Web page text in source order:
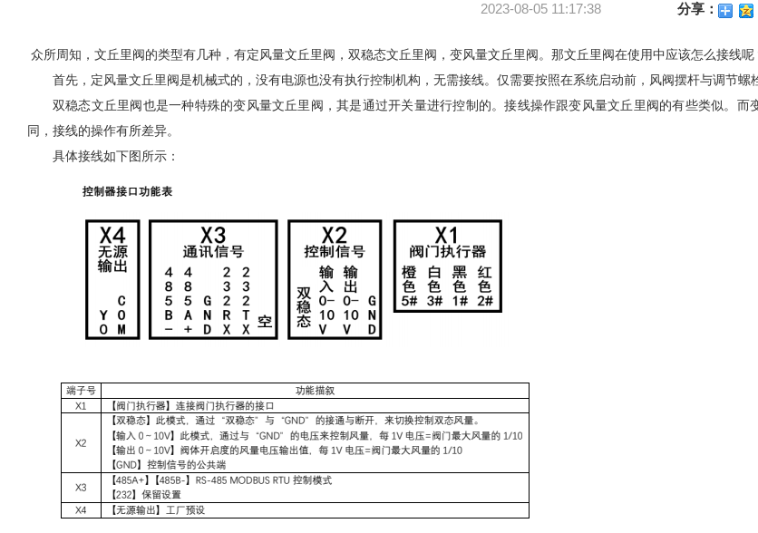
2023-08-05 11:17:38 分享：
众所周知，文丘里阀的类型有几种，有定风量文丘里阀，双稳态文丘里阀，变风量文丘里阀。那文丘里阀在使用中应该怎么接线呢
首先，定风量文丘里阀是机械式的，没有电源也没有执行控制机构，无需接线。仅需要按照在系统启动前，风阀摆杆与调节螺
双稳态文丘里阀也是一种特殊的变风量文丘里阀，其是通过开关量进行控制的。接线操作跟变风量文丘里阀的有些类似。而
同，接线的操作有所差异。
具体接线如下图所示：